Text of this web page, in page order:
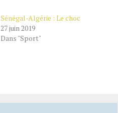
Sénégal-Algérie : Le choc
27 juin 2019
Dans "Sport"